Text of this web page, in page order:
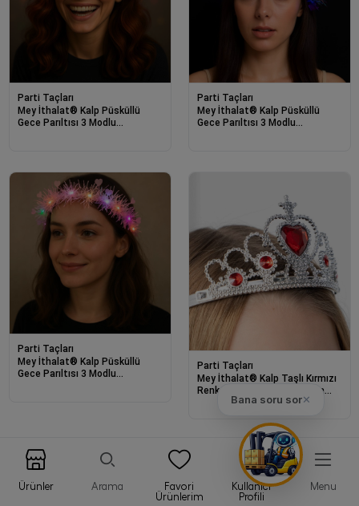
Bana soru sor✕
Ürünler Arama
Favori
Ürünlerim
Kullanıcı
Profili
Menu
Parti Taçları
Mey İthalat® Kalp Püsküllü
Gece Parıltısı 3 Modlu
Parti Taçları
Mey İthalat® Kalp Püsküllü
Gece Parıltısı 3 Modlu
Parti Taçları
Mey İthalat® Kalp Püsküllü
Gece Parıltısı 3 Modlu
Parti Taçları
Mey İthalat® Kalp Taşlı Kırmızı
Renk Karlar Ülkesi Elsa Anna
Frozen Tacı